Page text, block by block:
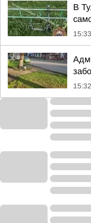
В
15:33
15:32